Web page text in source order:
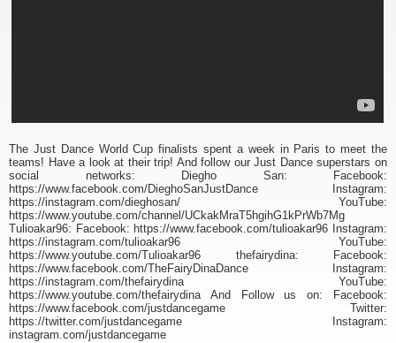
The Just Dance World Cup finalists spent a week in Paris to meet the
teams! Have a look at their trip! And follow our Just Dance superstars on
social networks: Diegho San: Facebook:
https://www.facebook.com/DieghoSanJustDance Instagram:
https://instagram.com/dieghosan/ YouTube:
https://www.youtube.com/channel/UCkakMraT5hgihG1kPrWb7Mg
Tulioakar96: Facebook: https://www.facebook.com/tulioakar96 Instagram:
https://instagram.com/tulioakar96 YouTube:
https://www.youtube.com/Tulioakar96 thefairydina: Facebook:
https://www.facebook.com/TheFairyDinaDance Instagram:
https://instagram.com/thefairydina YouTube:
https://www.youtube.com/thefairydina And Follow us on: Facebook:
https://www.facebook.com/justdancegame Twitter:
https://twitter.com/justdancegame Instagram:
instagram.com/justdancegame